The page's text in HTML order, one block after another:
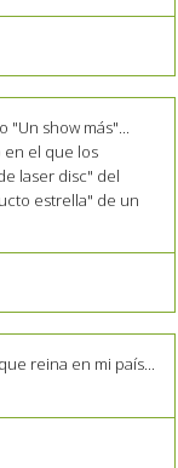
show más"...
en el que los
laser disc" del
estrella" de un
reina en mi país...